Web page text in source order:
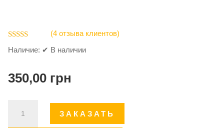
5.00из 5 на
пользовател
ей
(4отзыва клиентов)
Наличие: ✔ В наличии
350,00 грн
ЗАКАЗАТЬ